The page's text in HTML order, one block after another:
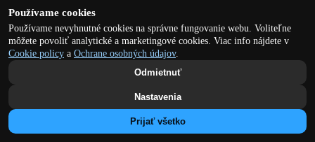
Copyright © 2022 Priatelia Zeme-CEPA
Používame cookies
Používame nevyhnutné cookies na správne fungovanie webu. Voliteľne
môžete povoliť analytické a marketingové cookies. Viac info nájdete v
Cookie policy a Ochrane osobných údajov.
Odmietnuť
Nastavenia
Prijať všetko